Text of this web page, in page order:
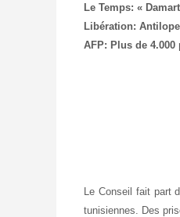
Le Temps: «
Libération:
AFP: Plus de
Le Conseil fait part
tunisiennes. Des